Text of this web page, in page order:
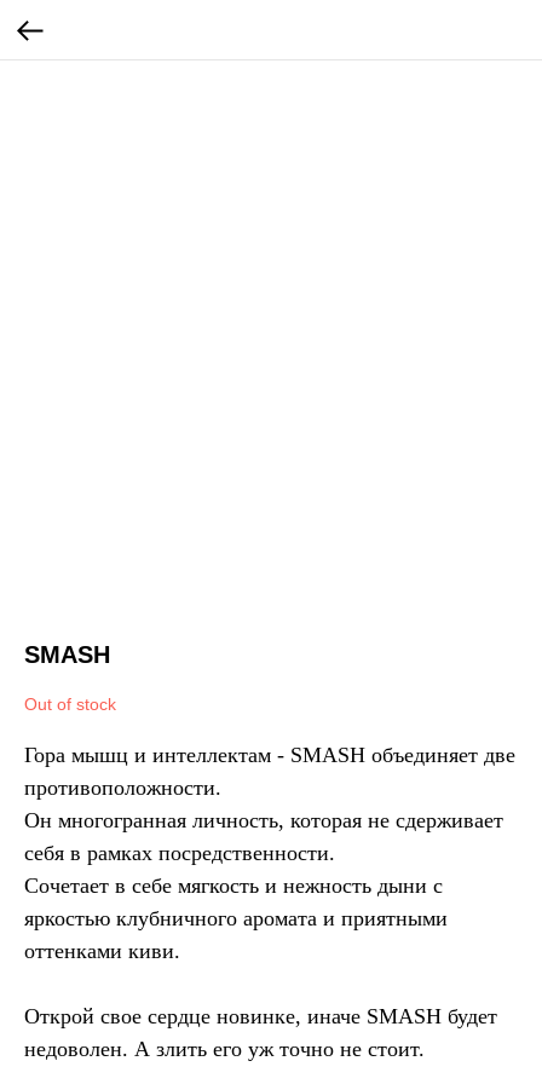
SMASH
Out of stock
Гора мышц и интеллектам - SMASH объединяет две
противоположности.
Он многогранная личность, которая не сдерживает
себя в рамках посредственности.
Сочетает в себе мягкость и нежность дыни с
яркостью клубничного аромата и приятными
оттенками киви.
Открой свое сердце новинке, иначе SMASH будет
недоволен. А злить его уж точно не стоит.